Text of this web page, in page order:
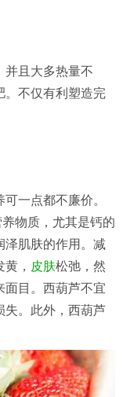
且大多热量不
。不仅有利塑造完
一点都不廉价。
物质，尤其是钙的
泽肌肤的作用。减
， 皮肤松弛，然
面目。西葫芦不宜
失。此外，西葫芦